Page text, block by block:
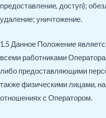
предоставление, доступ);
удаление; уничтожение.
1.5 Данное Положение
всеми работниками
либо предоставляющими
также физическими лицами,
отношениях с Оператором.